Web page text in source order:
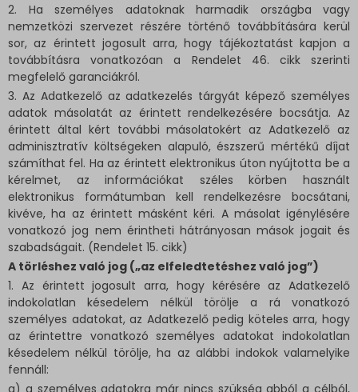
2. Ha személyes adatoknak harmadik országba vagy
nemzetközi szervezet részére történő továbbítására kerül
sor, az érintett jogosult arra, hogy tájékoztatást kapjon a
továbbításra vonatkozóan a Rendelet 46. cikk szerinti
megfelelő garanciákról.
3. Az Adatkezelő az adatkezelés tárgyát képező személyes
adatok másolatát az érintett rendelkezésére bocsátja. Az
érintett által kért további másolatokért az Adatkezelő az
adminisztratív költségeken alapuló, észszerű mértékű díjat
számíthat fel. Ha az érintett elektronikus úton nyújtotta be a
kérelmet, az információkat széles körben használt
elektronikus formátumban kell rendelkezésre bocsátani,
kivéve, ha az érintett másként kéri. A másolat igénylésére
vonatkozó jog nem érintheti hátrányosan mások jogait és
szabadságait. (Rendelet 15. cikk)
A törléshez való jog („az elfeledtetéshez való jog”)
1. Az érintett jogosult arra, hogy kérésére az Adatkezelő
indokolatlan késedelem nélkül törölje a rá vonatkozó
személyes adatokat, az Adatkezelő pedig köteles arra, hogy
az érintettre vonatkozó személyes adatokat indokolatlan
késedelem nélkül törölje, ha az alábbi indokok valamelyike
fennáll: